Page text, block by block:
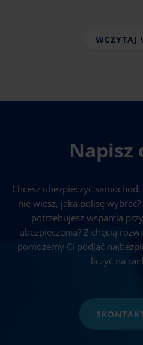
WCZYTAJ
Napisz
Chcesz ubezpieczyć
nie wiesz, jaką polisę
potrzebujesz wsparcia
ubezpieczenia? Z chęcią
pomożemy Ci podjąć
liczyć na